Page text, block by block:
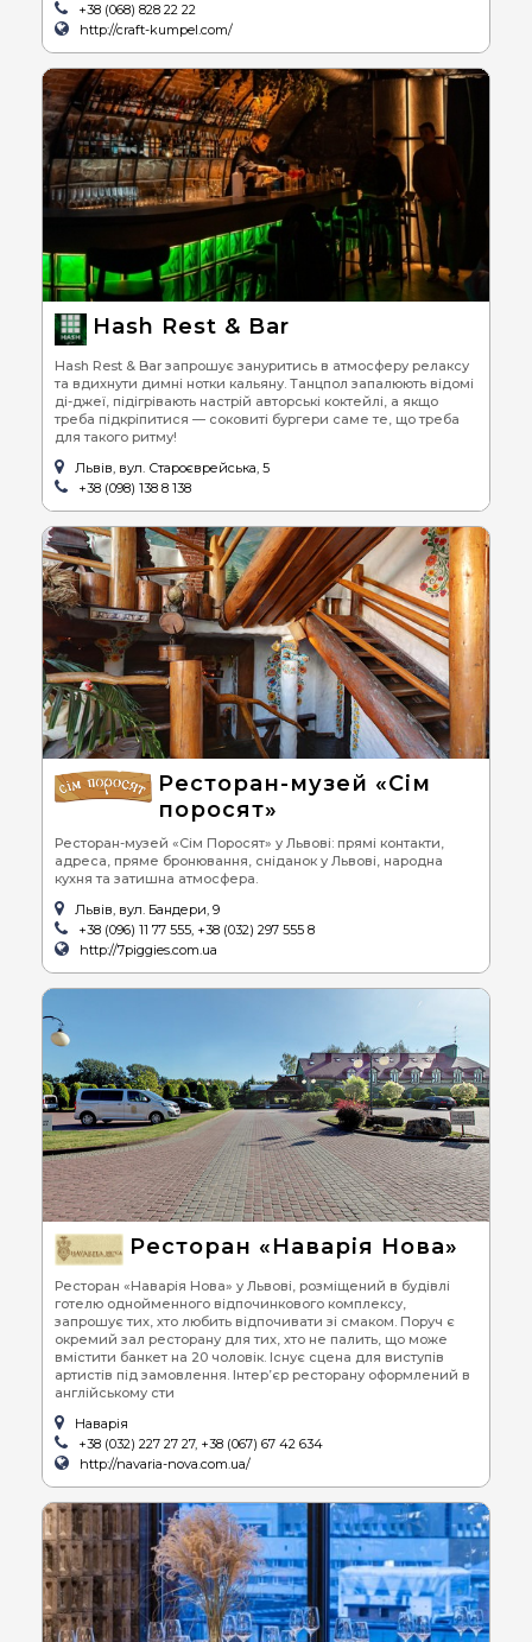
+38 (068) 828 22 22
http://craft-kumpel.com/
Hash Rest & Bar
Hash Rest & Bar запрошує зануритись в атмосферу релаксу
та вдихнути димні нотки кальяну. Танцпол запалюють відомі
ді-джеї, підігрівають настрій авторські коктейлі, а якщо
треба підкріпитися — соковиті бургери саме те, що треба
для такого ритму!
Львів, вул. Староєврейська, 5
+38 (098) 138 8 138
Ресторан-музей «Сім
поросят»
Ресторан-музей «Сім Поросят» у Львові: прямі контакти,
адреса, пряме бронювання, сніданок у Львові, народна
кухня та затишна атмосфера.
Львів, вул. Бандери, 9
+38 (096) 11 77 555, +38 (032) 297 555 8
http://7piggies.com.ua
Ресторан «Наварія Нова»
Ресторан «Наварія Нова» у Львові, розміщений в будівлі
готелю однойменного відпочинкового комплексу,
запрошує тих, хто любить відпочивати зі смаком. Поруч є
окремий зал ресторану для тих, хто не палить, що може
вмістити банкет на 20 чоловік. Існує сцена для виступів
артистів під замовлення. Інтер’єр ресторану оформлений в
англійському сти
Наварія
+38 (032) 227 27 27, +38 (067) 67 42 634
http://navaria-nova.com.ua/